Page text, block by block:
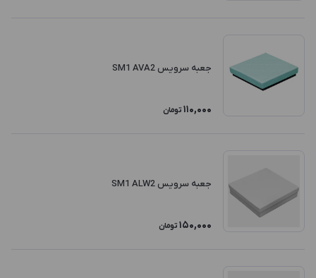
جعبه سرویس SM1 AVA2
110,000 تومان
جعبه سرویس SM1 ALW2
150,000 تومان